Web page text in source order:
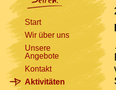
Start
Wir über uns
Unsere
Angebote
Kontakt
Aktivitäten